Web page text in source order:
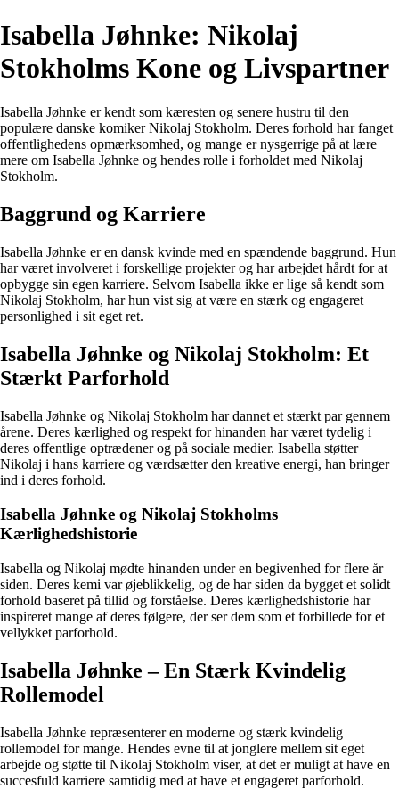
Isabella Jøhnke: Nikolaj
Stokholms Kone og Livspartner
Isabella Jøhnke er kendt som kæresten og senere hustru til den
populære danske komiker Nikolaj Stokholm. Deres forhold har fanget
offentlighedens opmærksomhed, og mange er nysgerrige på at lære
mere om Isabella Jøhnke og hendes rolle i forholdet med Nikolaj
Stokholm.
Baggrund og Karriere
Isabella Jøhnke er en dansk kvinde med en spændende baggrund. Hun
har været involveret i forskellige projekter og har arbejdet hårdt for at
opbygge sin egen karriere. Selvom Isabella ikke er lige så kendt som
Nikolaj Stokholm, har hun vist sig at være en stærk og engageret
personlighed i sit eget ret.
Isabella Jøhnke og Nikolaj Stokholm: Et
Stærkt Parforhold
Isabella Jøhnke og Nikolaj Stokholm har dannet et stærkt par gennem
årene. Deres kærlighed og respekt for hinanden har været tydelig i
deres offentlige optrædener og på sociale medier. Isabella støtter
Nikolaj i hans karriere og værdsætter den kreative energi, han bringer
ind i deres forhold.
Isabella Jøhnke og Nikolaj Stokholms
Kærlighedshistorie
Isabella og Nikolaj mødte hinanden under en begivenhed for flere år
siden. Deres kemi var øjeblikkelig, og de har siden da bygget et solidt
forhold baseret på tillid og forståelse. Deres kærlighedshistorie har
inspireret mange af deres følgere, der ser dem som et forbillede for et
vellykket parforhold.
Isabella Jøhnke – En Stærk Kvindelig
Rollemodel
Isabella Jøhnke repræsenterer en moderne og stærk kvindelig
rollemodel for mange. Hendes evne til at jonglere mellem sit eget
arbejde og støtte til Nikolaj Stokholm viser, at det er muligt at have en
succesfuld karriere samtidig med at have et engageret parforhold.